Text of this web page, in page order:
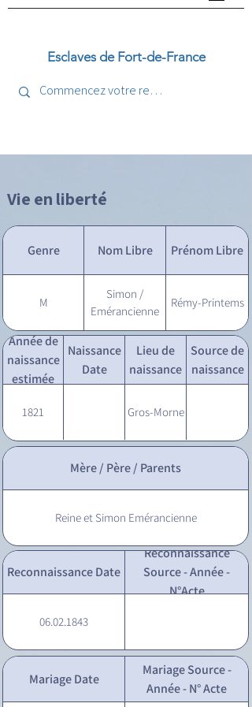
Esclaves de Fort-de-France
Vie en liberté
Genre Nom Libre Prénom Libre
M
Simon /
Emérancienne
Rémy-Printems
Année de
naissance
estimée
Naissance
Date
Lieu de
naissance
Source de
naissance
1821 Gros-Morne
Mère / Père / Parents
Reine et Simon Emérancienne
Reconnaissance Date
Reconnaissance
Source - Année -
N°Acte
06.02.1843
Mariage Date
Mariage Source -
Année - N° Acte